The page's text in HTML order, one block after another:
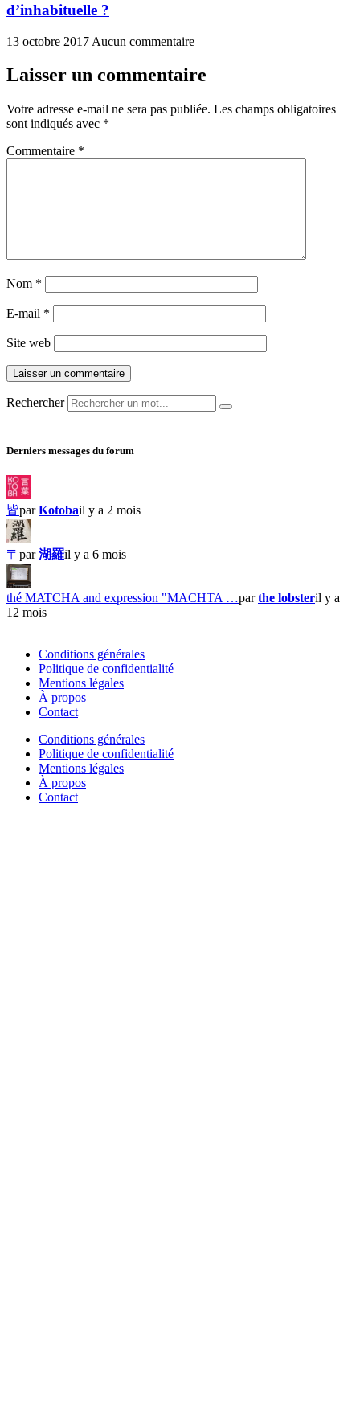
d’inhabituelle ?
13 octobre 2017 Aucun commentaire
Laisser un commentaire
Votre adresse e-mail ne sera pas publiée. Les champs obligatoires
sont indiqués avec *
Commentaire *
Nom *
E-mail *
Site web
Rechercher
Derniers messages du forum
皆parKotobail y a 2 mois
〒 par湖羅il y a 6 mois
thé MATCHA and expression "MACHTA …parthe lobsteril y a
12 mois
Conditions générales
Politique de confidentialité
Mentions légales
À propos
Contact
Conditions générales
Politique de confidentialité
Mentions légales
À propos
Contact